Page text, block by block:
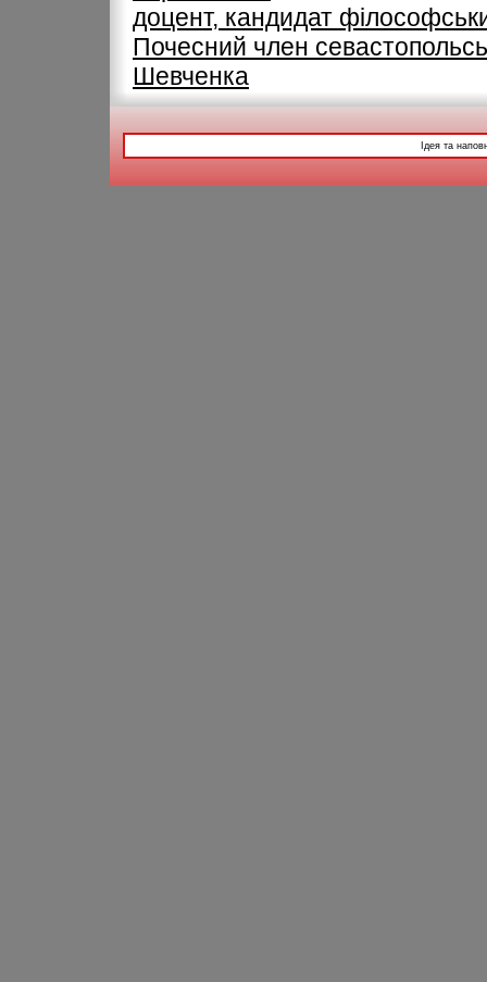
доцент, кандидат
Почесний член
Шевченка
Ідея та